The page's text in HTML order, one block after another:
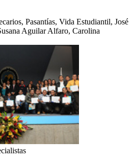
Pasantías, Vida Estudiantil, José
Aguilar Alfaro, Carolina